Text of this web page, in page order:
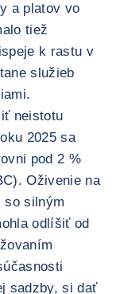
a platov vo
tiež
k rastu v
služieb
neistotu
2025 sa
pod 2 %
Oživenie na
so silným
odlíšiť od
sadzby, si dať